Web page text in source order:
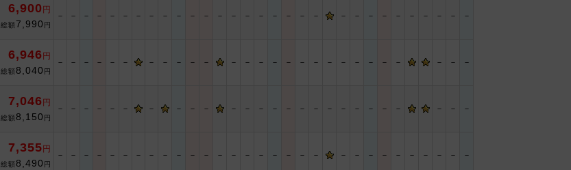
6,900 円
総額 7,990 円
－ － － － － － － － － － － － － － － － － － － － － － － － － － － － － －
6,946 円
総額8,040 円
－ － － － － － － － － － － － － － － － － － － － － － － － － － －
7,046 円
総額8,150 円
－ － － － － － － － － － － － － － － － － － － － － － － － － －
7,355 円
総額8,490 円
－ － － － － － － － － － － － － － － － － － － － － － － － － － － － － －